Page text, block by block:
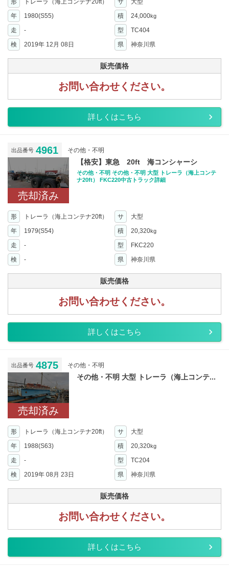
形 トレーラ（海上コンテナ20ft） サ
大型
年
1980(S55) 積 24,000kg
走 - 型
TC404
検
2019年 12月 08日 県 神奈川県
販売価格
お問い合わせください。
詳しくはこちら
出品番号 4961 その他・不明
売却済み
【格安】東急 20ft 海コンシャーシ
その他・不明 その他・不明 大型 トレーラ（海上コンテ
ナ20ft） FKC220中古トラック詳細
形 トレーラ（海上コンテナ20ft） サ
大型
年
1979(S54) 積 20,320kg
走 - 型
FKC220
検
- 県 神奈川県
販売価格
お問い合わせください。
詳しくはこちら
出品番号 4875 その他・不明
売却済み
その他・不明 大型 トレーラ（海上コンテ...
形 トレーラ（海上コンテナ20ft） サ
大型
年
1988(S63) 積 20,320kg
走 - 型
TC204
検
2019年 08月 23日 県 神奈川県
販売価格
お問い合わせください。
詳しくはこちら